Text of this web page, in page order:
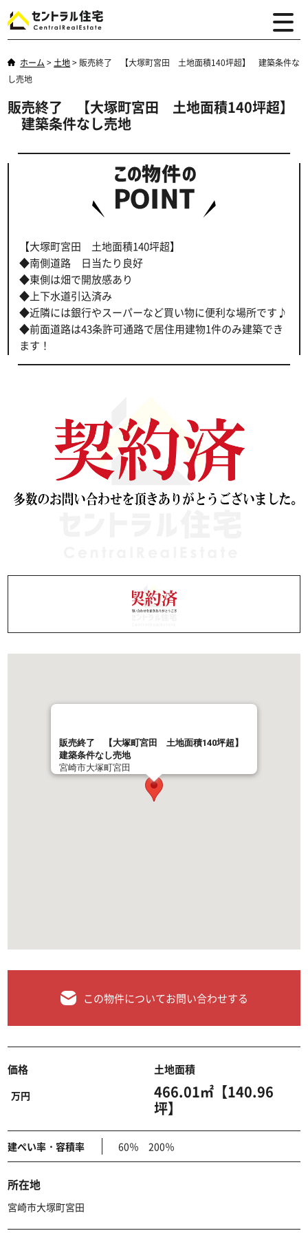
ホーム > 土地> 販売終了 【大塚町宮田 土地面積140坪超】 建築条件な
し売地
販売終了 【大塚町宮田 土地面積140坪超】
建築条件なし売地
【大塚町宮田 土地面積140坪超】
◆南側道路 日当たり良好
◆東側は畑で開放感あり
◆上下水道引込済み
◆近隣には銀行やスーパーなど買い物に便利な場所です♪
◆前面道路は43条許可通路で居住用建物1件のみ建築でき
ます！
販売終了 【大塚町宮田 土地面積140坪超】
建築条件なし売地
宮崎市大塚町宮田
この物件についてお問い合わせする
価格
万円
土地面積
466.01㎡【140.96
坪】
建ぺい率・容積率 60％ 200％
所在地
宮崎市大塚町宮田